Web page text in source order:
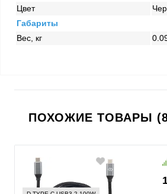
Цвет
Габариты
Вес, кг
ПОХОЖИЕ ТОВАРЫ